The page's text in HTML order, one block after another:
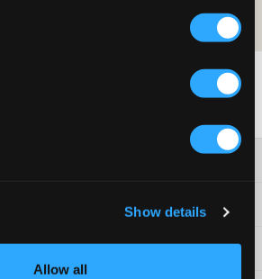
Show details
Allow all